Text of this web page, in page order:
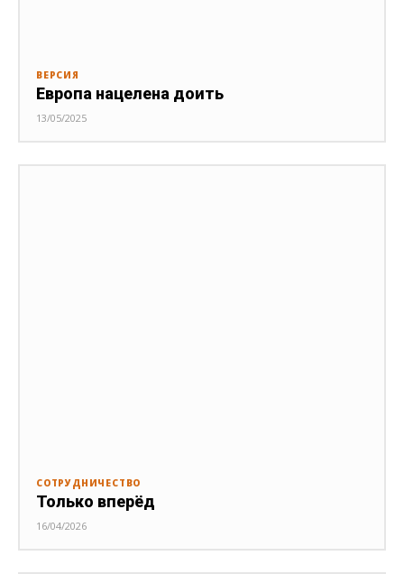
ВЕРСИЯ
Европа нацелена доить
13/05/2025
СОТРУДНИЧЕСТВО
Только вперёд
16/04/2026